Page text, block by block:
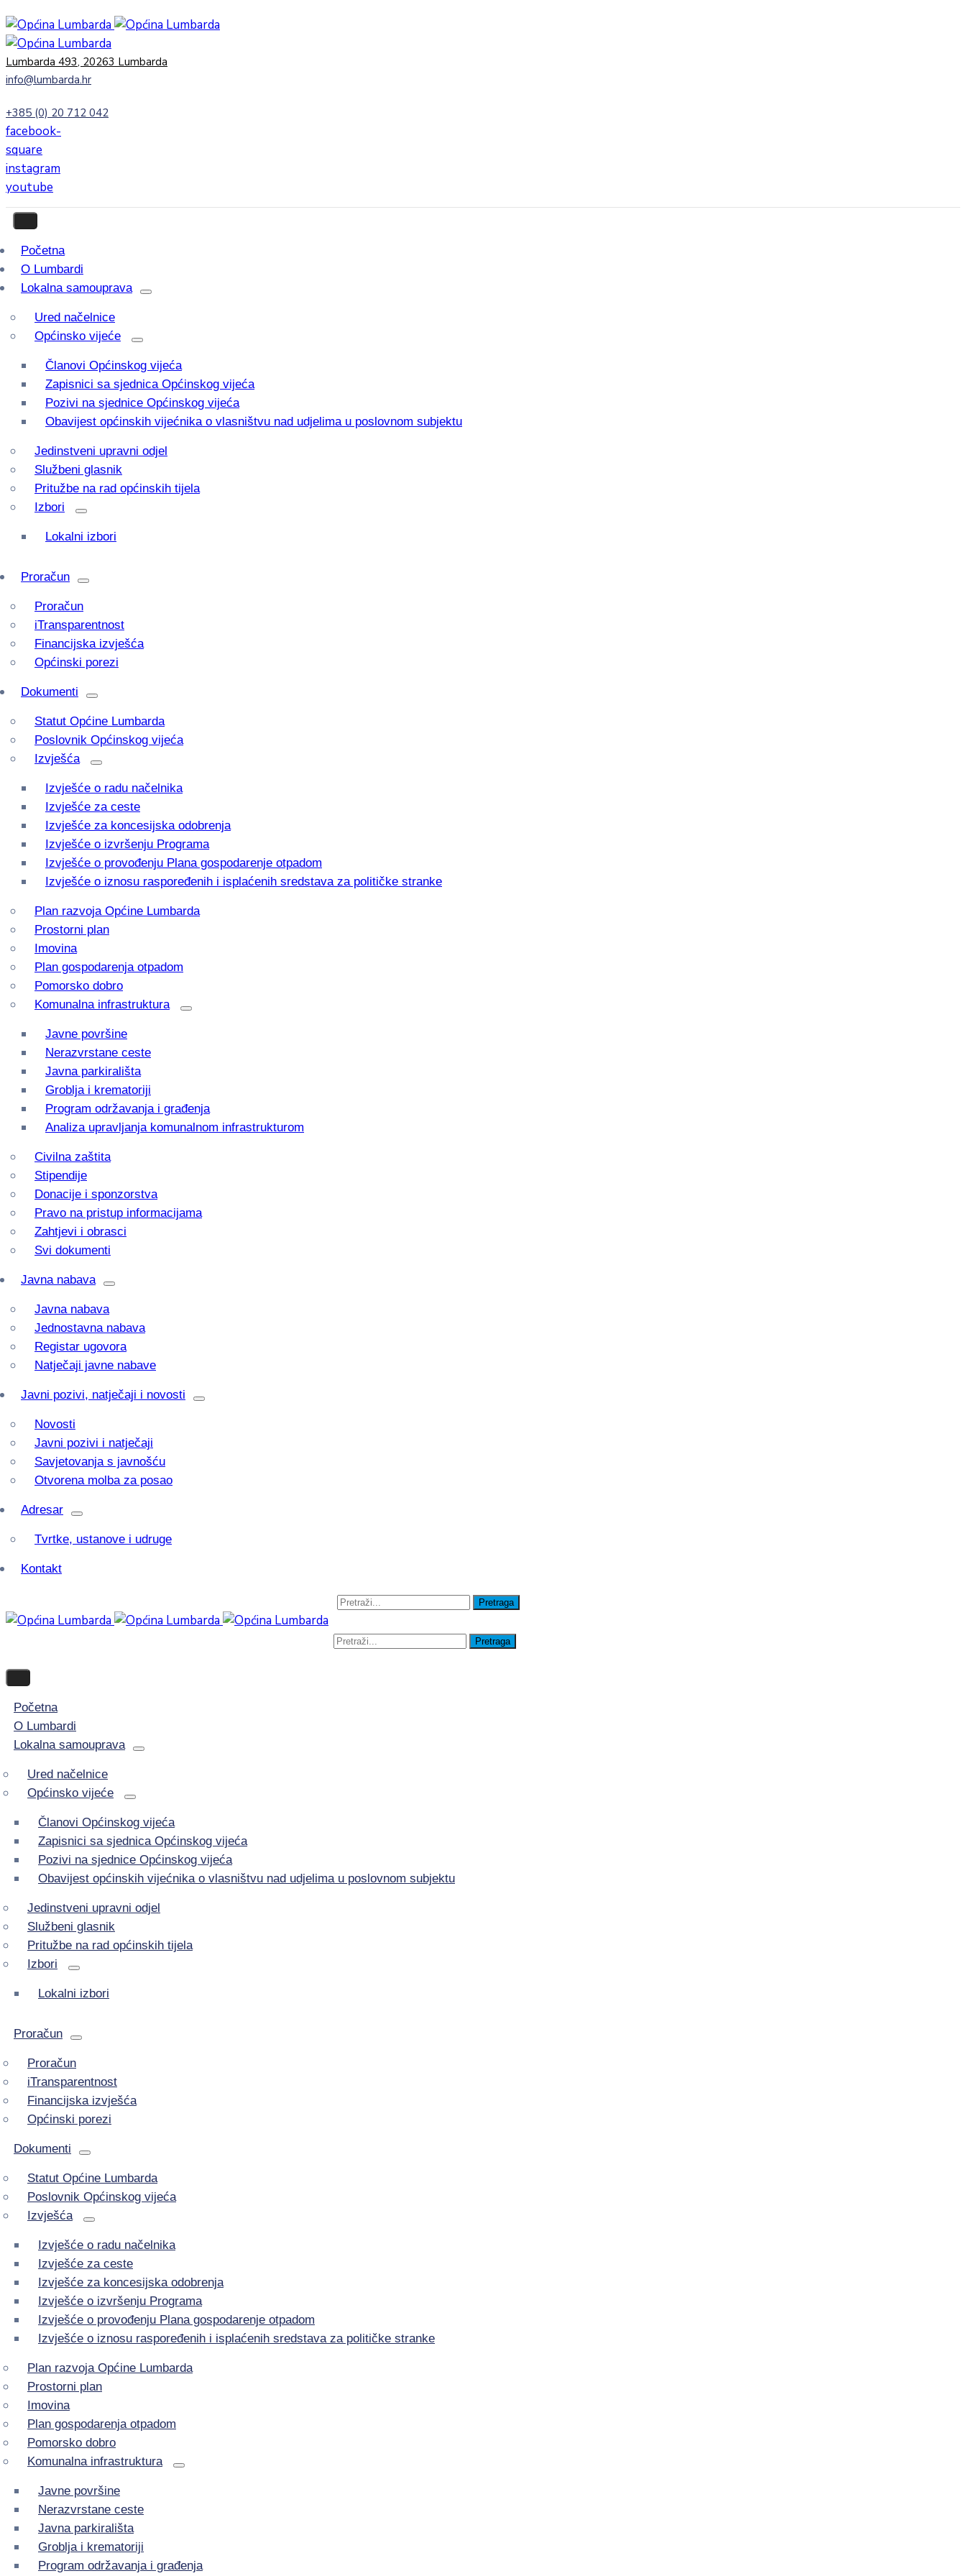
Lumbarda 493, 20263 Lumbarda
info@lumbarda.hr
+385 (0) 20 712 042
facebook-
square
instagram
youtube
Početna
O Lumbardi
Lokalna samouprava
Ured načelnice
Općinsko vijeće
Članovi Općinskog vijeća
Zapisnici sa sjednica Općinskog vijeća
Pozivi na sjednice Općinskog vijeća
Obavijest općinskih vijećnika o vlasništvu nad udjelima u poslovnom subjektu
Jedinstveni upravni odjel
Službeni glasnik
Pritužbe na rad općinskih tijela
Izbori
Lokalni izbori
Proračun
Proračun
iTransparentnost
Financijska izvješća
Općinski porezi
Dokumenti
Statut Općine Lumbarda
Poslovnik Općinskog vijeća
Izvješća
Izvješće o radu načelnika
Izvješće za ceste
Izvješće za koncesijska odobrenja
Izvješće o izvršenju Programa
Izvješće o provođenju Plana gospodarenje otpadom
Izvješće o iznosu raspoređenih i isplaćenih sredstava za političke stranke
Plan razvoja Općine Lumbarda
Prostorni plan
Imovina
Plan gospodarenja otpadom
Pomorsko dobro
Komunalna infrastruktura
Javne površine
Nerazvrstane ceste
Javna parkirališta
Groblja i krematoriji
Program održavanja i građenja
Analiza upravljanja komunalnom infrastrukturom
Civilna zaštita
Stipendije
Donacije i sponzorstva
Pravo na pristup informacijama
Zahtjevi i obrasci
Svi dokumenti
Javna nabava
Javna nabava
Jednostavna nabava
Registar ugovora
Natječaji javne nabave
Javni pozivi, natječaji i novosti
Novosti
Javni pozivi i natječaji
Savjetovanja s javnošću
Otvorena molba za posao
Adresar
Tvrtke, ustanove i udruge
Kontakt
Početna
O Lumbardi
Lokalna samouprava
Ured načelnice
Općinsko vijeće
Članovi Općinskog vijeća
Zapisnici sa sjednica Općinskog vijeća
Pozivi na sjednice Općinskog vijeća
Obavijest općinskih vijećnika o vlasništvu nad udjelima u poslovnom subjektu
Jedinstveni upravni odjel
Službeni glasnik
Pritužbe na rad općinskih tijela
Izbori
Lokalni izbori
Proračun
Proračun
iTransparentnost
Financijska izvješća
Općinski porezi
Dokumenti
Statut Općine Lumbarda
Poslovnik Općinskog vijeća
Izvješća
Izvješće o radu načelnika
Izvješće za ceste
Izvješće za koncesijska odobrenja
Izvješće o izvršenju Programa
Izvješće o provođenju Plana gospodarenje otpadom
Izvješće o iznosu raspoređenih i isplaćenih sredstava za političke stranke
Plan razvoja Općine Lumbarda
Prostorni plan
Imovina
Plan gospodarenja otpadom
Pomorsko dobro
Komunalna infrastruktura
Javne površine
Nerazvrstane ceste
Javna parkirališta
Groblja i krematoriji
Program održavanja i građenja